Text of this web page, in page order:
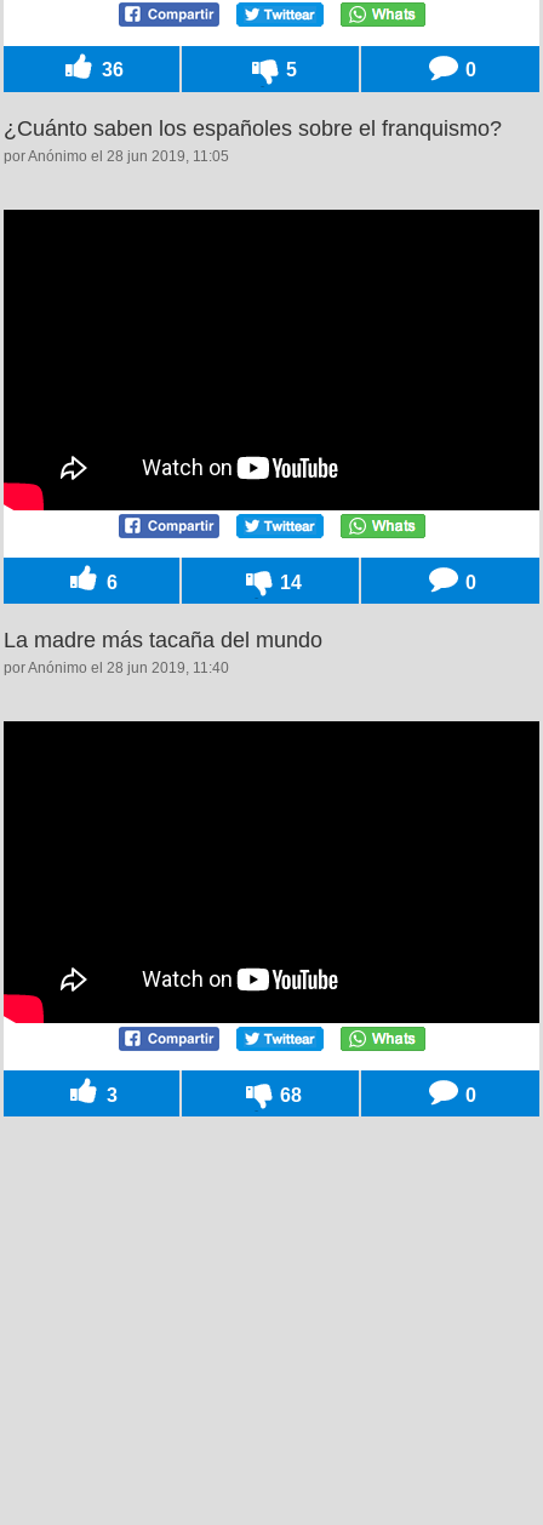
36 5 0
¿Cuánto saben los españoles sobre el franquismo?
por Anónimo el 28 jun 2019, 11:05
6 14 0
La madre más tacaña del mundo
por Anónimo el 28 jun 2019, 11:40
3 68 0